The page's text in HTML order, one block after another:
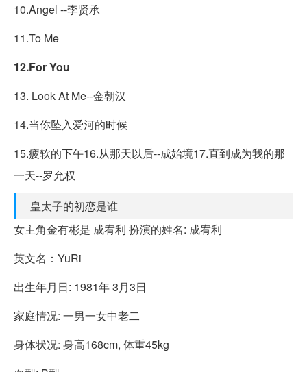
10.Angel --李贤承
11.To Me
12.For You
13. Look At Me--金朝汉
14.当你坠入爱河的时候
15.疲软的下午16.从那天以后--成始境17.直到成为我的那
一天--罗允权
皇太子的初恋是谁
女主角金有彬是 成宥利 扮演的姓名: 成宥利
英文名：YuRi
出生年月日: 1981年 3月3日
家庭情况: 一男一女中老二
身体状况: 身高168cm, 体重45kg